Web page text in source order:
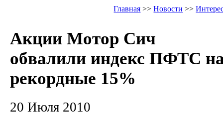
Главная >>Новости >>
Акции Мотор Сич
обвалили индекс ПФТС
рекордные 15%
20 Июля 2010